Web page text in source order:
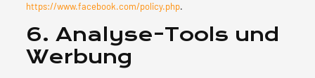
https://www.facebook.com/policy.php.
6. Analyse-Tools und
Werbung